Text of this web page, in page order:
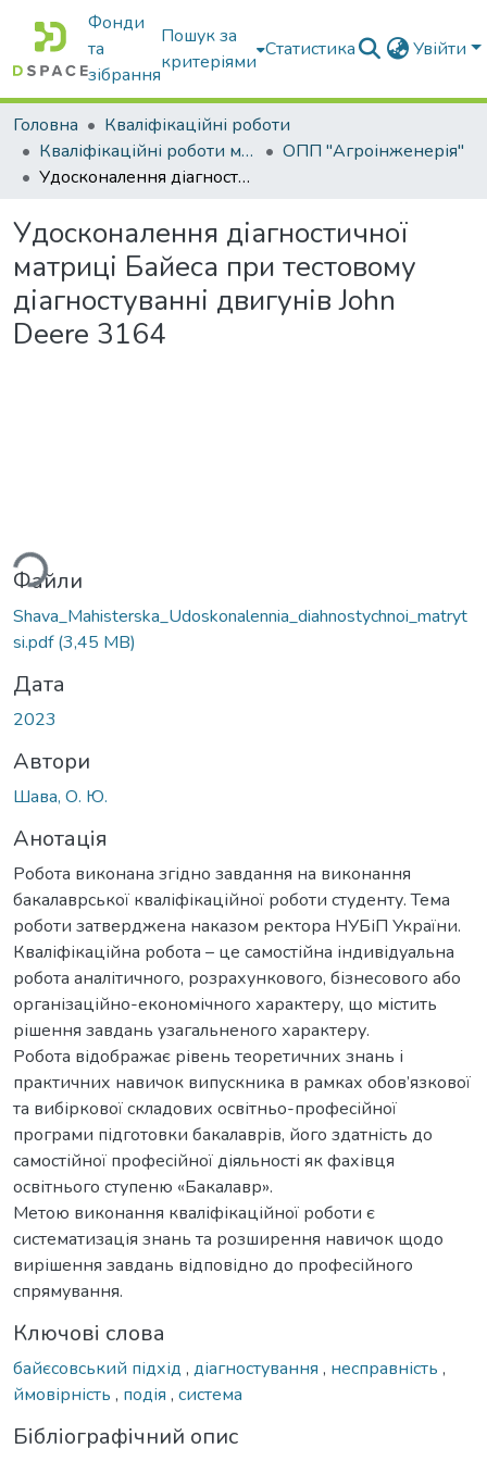
Фонди
та
зібрання
Пошук за
критеріями
Статистика Увійти
Головна
Кваліфікаційні роботи
Кваліфікаційні роботи магістрів
ОПП "Агроінженерія"
Удосконалення діагностичної матриці Байеса при тестовому діагностуванні двигунів John Deere 3164
Удосконалення діагностичної
матриці Байеса при тестовому
діагностуванні двигунів John
Deere 3164
Файли
Shava_Mahisterska_Udoskonalennia_diahnostychnoi_matryt
si.pdf(3,45 MB)
Дата
2023
Автори
Шава, О. Ю.
Анотація
Робота виконана згідно завдання на виконання
бакалаврської кваліфікаційної роботи студенту. Тема
роботи затверджена наказом ректора НУБіП України.
Кваліфікаційна робота – це самостійна індивідуальна
робота аналітичного, розрахункового, бізнесового або
організаційно-економічного характеру, що містить
рішення завдань узагальненого характеру.
Робота відображає рівень теоретичних знань і
практичних навичок випускника в рамках обов’язкової
та вибіркової складових освітньо-професійної
програми підготовки бакалаврів, його здатність до
самостійної професійної діяльності як фахівця
освітнього ступеню «Бакалавр».
Метою виконання кваліфікаційної роботи є
систематизація знань та розширення навичок щодо
вирішення завдань відповідно до професійного
спрямування.
Ключові слова
байєсовський підхід , діагностування , несправність ,
ймовірність , подія , система
Бібліографічний опис